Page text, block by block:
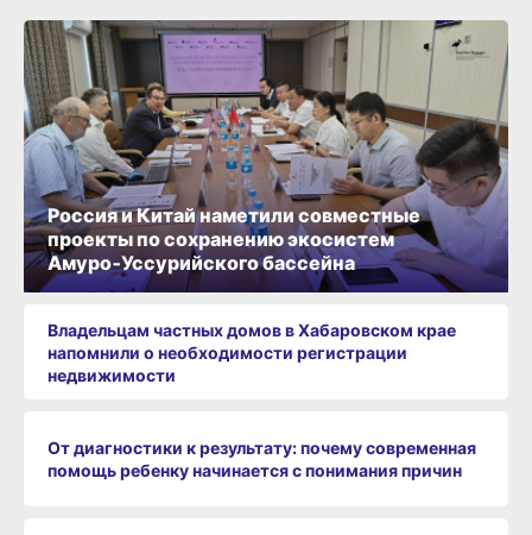
Россия и Китай наметили совместные
проекты по сохранению экосистем
Амуро‑Уссурийского бассейна
Владельцам частных домов в Хабаровском крае
напомнили о необходимости регистрации
недвижимости
От диагностики к результату: почему современная
помощь ребенку начинается с понимания причин